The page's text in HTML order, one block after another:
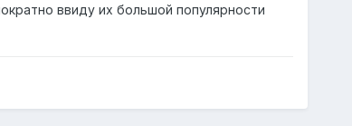
ввиду их большой популярности